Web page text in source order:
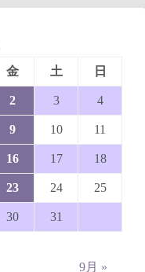
金 土 日
2 3 4
9 10 11
16 17 18
23 24 25
30 31
9月 »